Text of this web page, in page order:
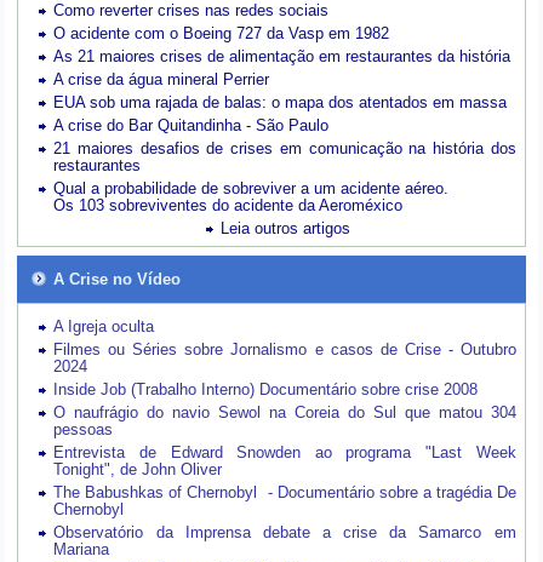
Como reverter crises nas redes sociais
O acidente com o Boeing 727 da Vasp em 1982
As 21 maiores crises de alimentação em restaurantes da história
A crise da água mineral Perrier
EUA sob uma rajada de balas: o mapa dos atentados em massa
A crise do Bar Quitandinha - São Paulo
21 maiores desafios de crises em comunicação na história dos
restaurantes
Qual a probabilidade de sobreviver a um acidente aéreo.
Os 103 sobreviventes do acidente da Aeroméxico
Leia outros artigos
A Crise no Vídeo
A Igreja oculta
Filmes ou Séries sobre Jornalismo e casos de Crise - Outubro
2024
Inside Job (Trabalho Interno) Documentário sobre crise 2008
O naufrágio do navio Sewol na Coreia do Sul que matou 304
pessoas
Entrevista de Edward Snowden ao programa "Last Week
Tonight", de John Oliver
The Babushkas of Chernobyl - Documentário sobre a tragédia De
Chernobyl
Observatório da Imprensa debate a crise da Samarco em
Mariana